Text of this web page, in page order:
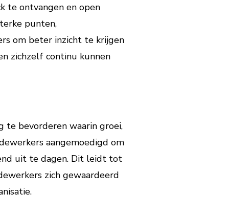
te ontvangen en open
punten,
om beter inzicht te krijgen
zichzelf continu kunnen
te bevorderen waarin groei,
aangemoedigd om
uit te dagen. Dit leidt tot
zich gewaardeerd